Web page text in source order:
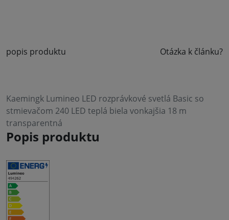
popis produktu Otázka k článku?
Kaemingk Lumineo LED rozprávkové svetlá Basic so
stmievačom 240 LED teplá biela vonkajšia 18 m
transparentná
Popis produktu